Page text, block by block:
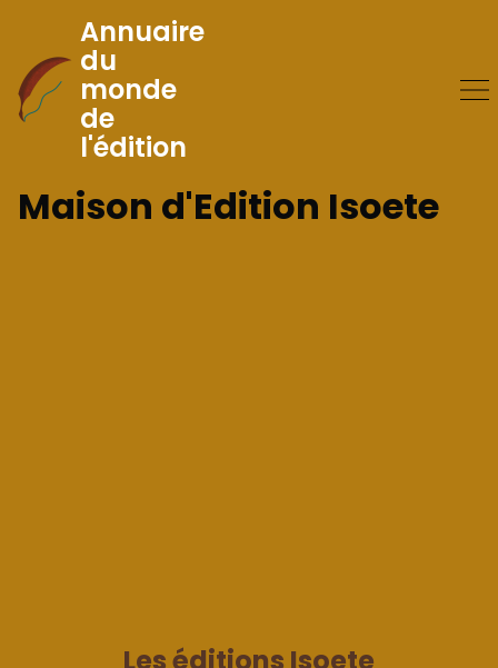
Skip
to
Content
Annuaire
du
monde
de
l'édition
Maison d'Edition Isoete